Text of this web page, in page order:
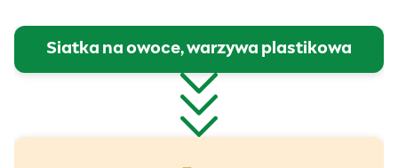
Siatka na owoce, warzywa plastikowa